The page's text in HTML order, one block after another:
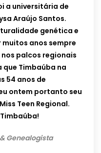
a universitária de
Araújo Santos.
genética e
anos sempre
palcos regionais
Timbaúba na
54 anos de
ontem portanto seu
Teen Regional.
Genealogista